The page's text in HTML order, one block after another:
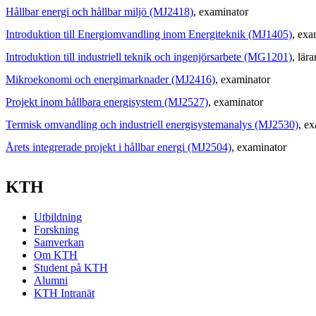
Hållbar energi och hållbar miljö (MJ2418), examinator
Introduktion till Energiomvandling inom Energiteknik (MJ1405),
Introduktion till industriell teknik och ingenjörsarbete (MG1201),
Mikroekonomi och energimarknader (MJ2416), examinator
Projekt inom hållbara energisystem (MJ2527), examinator
Termisk omvandling och industriell energisystemanalys (MJ2530),
Årets integrerade projekt i hållbar energi (MJ2504), examinator
KTH
Utbildning
Forskning
Samverkan
Om KTH
Student på KTH
Alumni
KTH Intranät